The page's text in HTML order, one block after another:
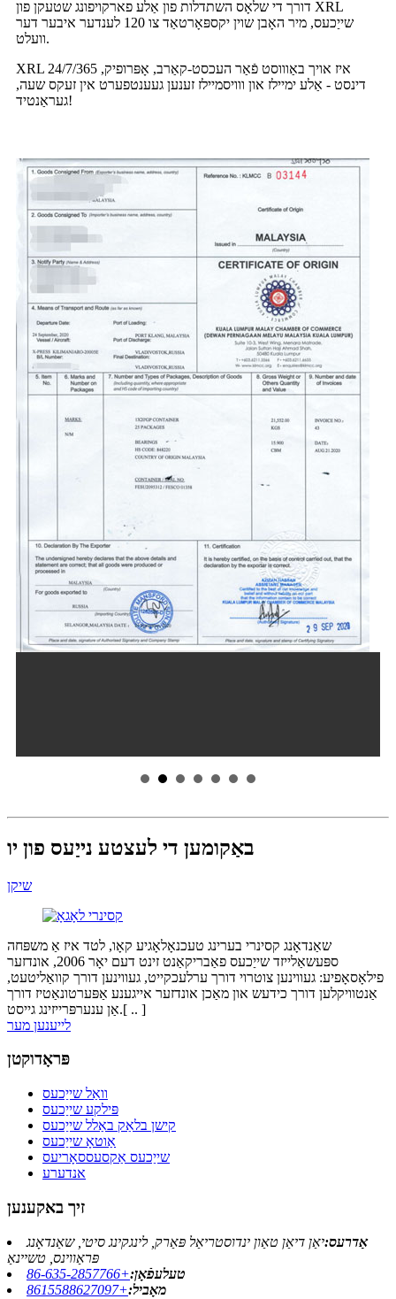
דורך די שלאָס השתדלות פון אַלע פארקויפונג שטעקן פון XRL
שייַכעס, מיר האָבן שוין יקספּאָרטאַד צו 120 לענדער איבער דער
וועלט.
XRL איז אויך באַוווסט פֿאַר העכסט-קאַרב, אָפּרופיק, 24/7/365
דינסט - אַלע ימיילז און ווויסמיילז זענען געענטפערט אין זעקס שעה,
געראַנטיד!
באַקומען די לעצטע נייַעס פון יו
שיקן
שאַנדאָנג קסינרי בערינג טעכנאָלאָגיע קאָו, לטד איז אַ משפּחה
ספּעשאַלייזד שייַכעס פאַבריקאַנט זינט דעם יאָר 2006, אונדזער
פילאָסאָפיע: געווינען צוטרוי דורך ערלעכקייט, געווינען דורך קוואַליטעט,
אַנטוויקלען דורך כידעש און מאַכן אונדזער אייגענע אַפּערטונאַטיז דורך
אַן ענערפּרייזינג גייסט.[ .. ]
לייענען מער
פּראָדוקטן
וואַל שייַכעס
פּילקע שייַכעס
קישן בלאַק באַלל שייַכעס
אַוטאָ שייַכעס
שייַכעס אַקסעססאָריעס
אנדערע
זיך באקענען
אַדרעס:יאַן דיאַן טאַון ינדוסטריאַל פּאַרק, לינגקינג סיטי, שאַנדאָנג
פּראַווינס, טשיינאַ
טעלעפֿאָן:+86-635-2857766
מאָביל:+8615588627097